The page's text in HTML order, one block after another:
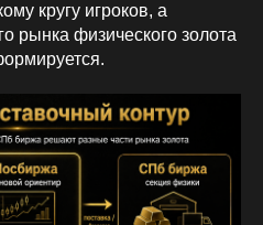
кругу игроков, а
рынка физического золота